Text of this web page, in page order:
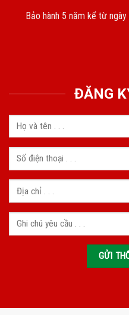
Bảo hành 5 năm kể từ ngày
ĐĂNG